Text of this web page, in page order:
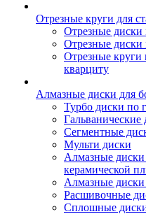
Отрезные круги для
Отрезные диски
Отрезные
Отрезные круги
кварциту
Алмазные диски для
Турбо диски по
Сегментные
Мульти диски
Алмазные диски
керамической
Алмазные диски
Расшивочные
Сплошные